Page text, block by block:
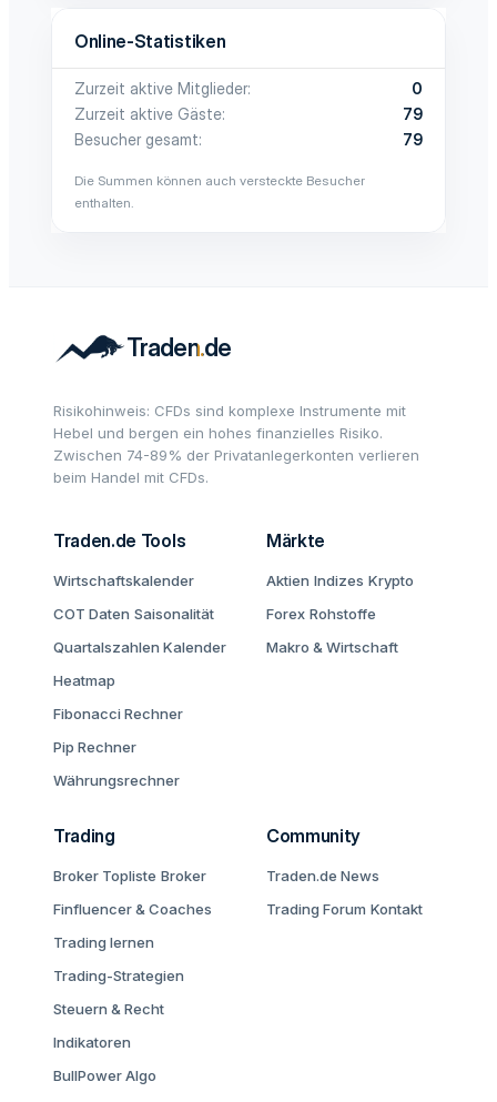
Online-Statistiken
Zurzeit aktive Mitglieder
0
Zurzeit aktive Gäste
79
Besucher gesamt
79
Die Summen können auch versteckte Besucher
enthalten.
Risikohinweis: CFDs sind komplexe Instrumente mit
Hebel und bergen ein hohes finanzielles Risiko.
Zwischen 74-89% der Privatanlegerkonten verlieren
beim Handel mit CFDs.
Traden.de Tools
Wirtschaftskalender
COT Daten Saisonalität
Quartalszahlen Kalender
Heatmap
Fibonacci Rechner
Pip Rechner
Währungsrechner
Märkte
Aktien Indizes Krypto
Forex Rohstoffe
Makro & Wirtschaft
Trading
Broker Topliste Broker
Finfluencer & Coaches
Trading lernen
Trading-Strategien
Steuern & Recht
Indikatoren
BullPower Algo
Community
Traden.de News
Trading Forum Kontakt